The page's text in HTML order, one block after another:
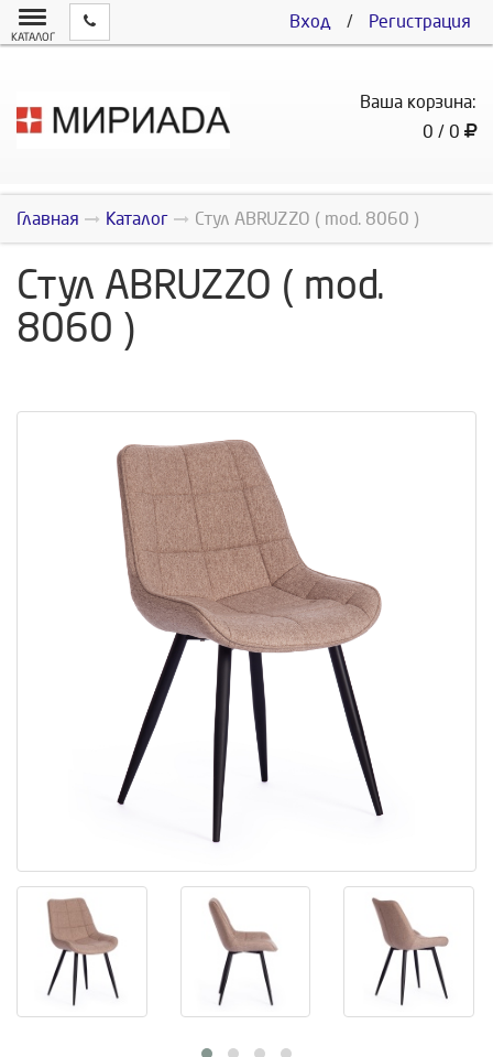
Вход / Регистрация
КАТАЛОГ
Ваша корзина:
0 / 0
Главная Каталог Стул ABRUZZO ( mod. 8060 )
Стул ABRUZZO ( mod.
8060 )